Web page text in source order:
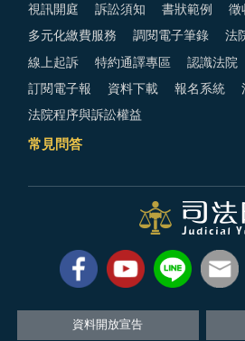
視訊開庭 訴訟須知 書狀範例 徵
多元化繳費服務 調閱電子筆錄 法
線上起訴 特約通譯專區 認識法院
訂閱電子報 資料下載 報名系統
法院程序與訴訟權益
常見問答
資料開放宣告